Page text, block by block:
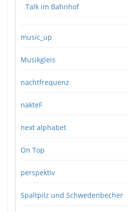
Talk im Bahnhof
music_up
Musikgleis
nachtfrequenz
nakteF
next alphabet
On Top
perspektiv
Spaltpilz und Schwedenbecher